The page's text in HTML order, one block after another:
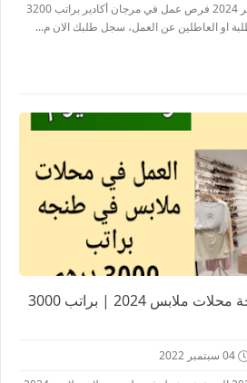
البحث عن عمل في مرجان أكادير 2024 فرص عمل في مرجان أكادير براتب 3200
او العاطلين عن العمل، سجل طلبك الان م...
البحث عن عمل في طنجة محلات ملابس 2024 | براتب 3000
04 سبتمبر 2022